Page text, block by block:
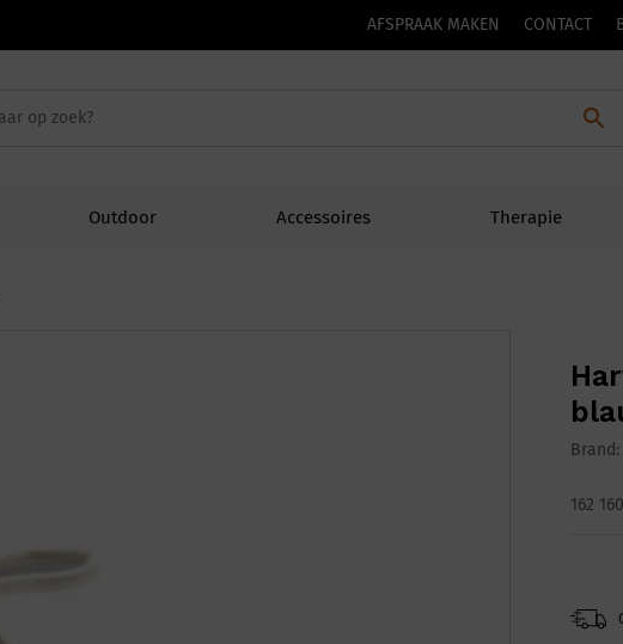
AFSPRAAK MAKEN CONTACT
Outdoor Accessoires Therapie
Brand:
162